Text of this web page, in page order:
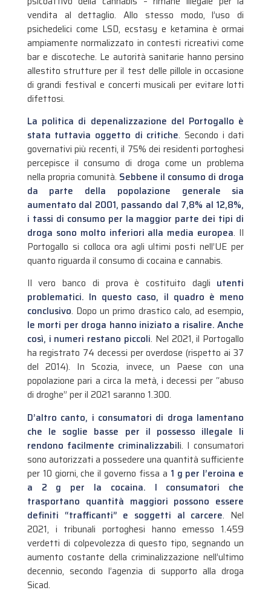
vendita al dettaglio. Allo stesso modo, l’uso di
psichedelici come LSD, ecstasy e ketamina è ormai
ampiamente normalizzato in contesti ricreativi come
bar e discoteche. Le autorità sanitarie hanno persino
allestito strutture per il test delle pillole in occasione
di grandi festival e concerti musicali per evitare lotti
difettosi.
La politica di depenalizzazione del Portogallo è
stata tuttavia oggetto di critiche. Secondo i dati
governativi più recenti, il 75% dei residenti portoghesi
percepisce il consumo di droga come un problema
nella propria comunità. Sebbene il consumo di droga
da parte della popolazione generale sia
aumentato dal 2001, passando dal 7,8% al 12,8%,
i tassi di consumo per la maggior parte dei tipi di
droga sono molto inferiori alla media europea. Il
Portogallo si colloca ora agli ultimi posti nell’UE per
quanto riguarda il consumo di cocaina e cannabis.
Il vero banco di prova è costituito dagli utenti
problematici. In questo caso, il quadro è meno
conclusivo. Dopo un primo drastico calo, ad esempio,
le morti per droga hanno iniziato a risalire. Anche
così, i numeri restano piccoli. Nel 2021, il Portogallo
ha registrato 74 decessi per overdose (rispetto ai 37
del 2014). In Scozia, invece, un Paese con una
popolazione pari a circa la metà, i decessi per “abuso
di droghe” per il 2021 saranno 1.300.
D’altro canto, i consumatori di droga lamentano
che le soglie basse per il possesso illegale li
rendono facilmente criminalizzabili. I consumatori
sono autorizzati a possedere una quantità sufficiente
per 10 giorni, che il governo fissa a 1 g per l’eroina e
a 2 g per la cocaina. I consumatori che
trasportano quantità maggiori possono essere
definiti “trafficanti” e soggetti al carcere. Nel
2021, i tribunali portoghesi hanno emesso 1.459
verdetti di colpevolezza di questo tipo, segnando un
aumento costante della criminalizzazione nell’ultimo
decennio, secondo l’agenzia di supporto alla droga
Sicad.